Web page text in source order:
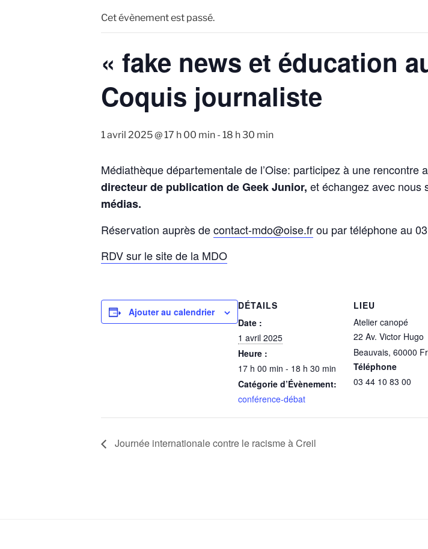
Cet évènement est passé.
« fake news et éducation
Coquis journaliste
1 avril 2025 @ 17 h 00 min - 18 h 30 min
Médiathèque départementale de l’Oise: participez à une rencontre
directeur de publication de Geek Junior, et échangez avec nous
médias.
Réservation auprès decontact-mdo@oise.frou par téléphone au
RDV sur le site de la MDO
Ajouter au calendrier
DÉTAILS
Date :
1 avril 2025
Heure :
17 h 00 min - 18 h 30 min
Catégorie d’Évènement:
conférence-débat
LIEU
Atelier canopé
22 Av. Victor Hugo
Beauvais, 60000
Téléphone
03 44 10 83 00
Journée internationale contre le racisme à Creil